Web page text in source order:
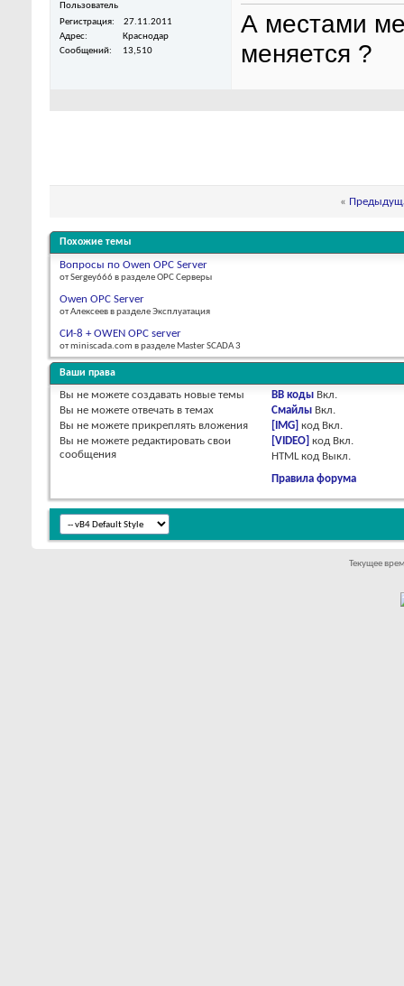
Пользователь
Регистрация
27.11.2011
Адрес
Краснодар
Сообщений
13,510
А местами
меняется ?
«
Похожие темы
Вопросы по Owen OPC Server
от Sergey666 в разделе OPC Серверы
Owen OPC Server
от Алексеев в разделе Эксплуатация
СИ-8 + OWEN OPC server
от miniscada.com в разделе Master SCADA 3
Ваши права
Вы не можете создавать новые темы
Вы не можете отвечать в темах
Вы не можете прикреплять вложения
Вы не можете редактировать свои
сообщения
BB коды Вкл.
Смайлы Вкл.
[IMG] код Вкл.
[VIDEO] код Вкл.
HTML код Выкл.
Правила форума
Текущее